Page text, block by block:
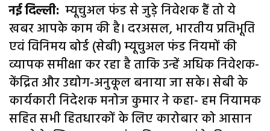
नई दिल्ली: म्यूचुअल फंड से जुड़े निवेशक हैं तो ये
खबर आपके काम की है। दरअसल, भारतीय प्रतिभूति
एवं विनिमय बोर्ड (सेबी) म्यूचुअल फंड नियमों की
व्यापक समीक्षा कर रहा है ताकि उन्हें अधिक निवेशक-
केंद्रित और उद्योग-अनुकूल बनाया जा सके। सेबी के
कार्यकारी निदेशक मनोज कुमार ने कहा- हम नियामक
सहित सभी हितधारकों के लिए कारोबार को आसान